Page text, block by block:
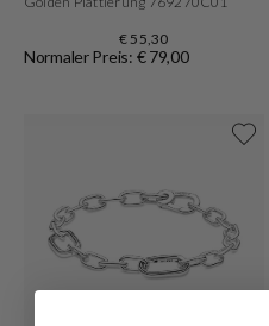
€ 55,30
Normaler Preis: € 79,00